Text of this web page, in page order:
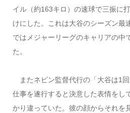
イル（約163キロ）の速球で三振に
けにした。これは大谷のシーズン最
ではメジャーリーグのキャリアの中
た。
またネビン監督代行の「大谷は1
仕事を遂行すると決意した表情をし
かり違っていた。彼の顔からそれを